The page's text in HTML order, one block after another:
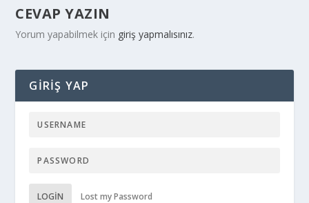
CEVAP YAZIN
Yorum yapabilmek için giriş yapmalısınız.
GIRIŞ YAP
LOGIN Lost my Password